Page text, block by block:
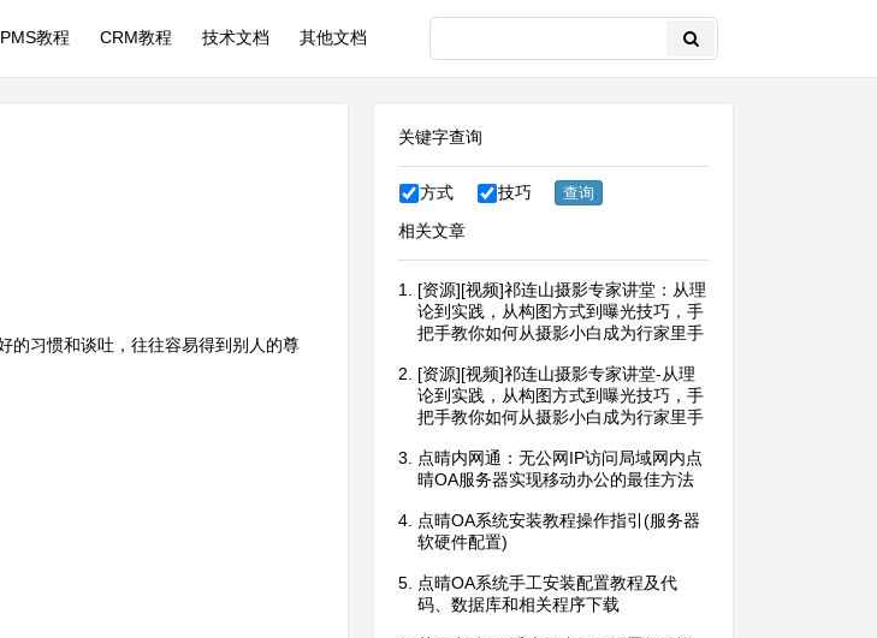
PMS教程 CRM教程 技术文档 其他文档
的习惯和谈吐，往往容易得到别人的尊
关键字查询
方式 技巧
相关文章
[资源][视频]祁连山摄影专家讲堂：从理
论到实践，从构图方式到曝光技巧，手
把手教你如何从摄影小白成为行家里手
[资源][视频]祁连山摄影专家讲堂-从理
论到实践，从构图方式到曝光技巧，手
把手教你如何从摄影小白成为行家里手
点晴内网通：无公网IP访问局域网内点
晴OA服务器实现移动办公的最佳方法
点晴OA系统安装教程操作指引(服务器
软硬件配置)
点晴OA系统手工安装配置教程及代
码、数据库和相关程序下载